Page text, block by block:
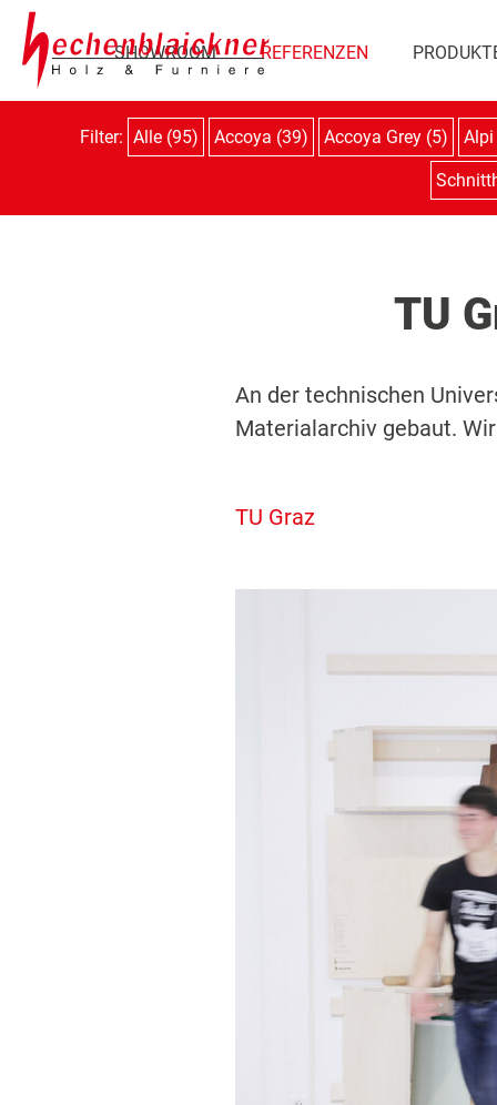
SHOWROOM REFERENZEN
Filter: Alle (95) Accoya (39) Accoya Grey (5) Alpi
TU
An der technischen
Materialarchiv gebaut.
TU Graz